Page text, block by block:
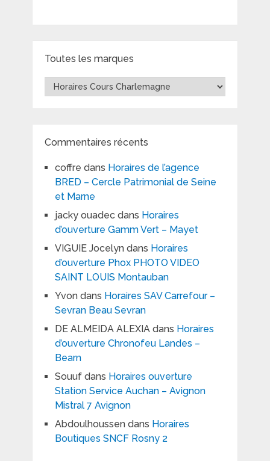
Toutes les marques
Toutes
les
Commentaires récents
coffre dans Horaires de l’agence
BRED – Cercle Patrimonial de Seine
et Marne
jacky ouadecdans Horaires
d’ouverture Gamm Vert – Mayet
VIGUIE Jocelyndans Horaires
d’ouverture Phox PHOTO VIDEO
SAINT LOUIS Montauban
Yvondans Horaires SAV Carrefour –
Sevran Beau Sevran
DE ALMEIDA ALEXIAdans Horaires
d’ouverture Chronofeu Landes –
Bearn
Souufdans Horaires ouverture
Station Service Auchan – Avignon
Mistral 7 Avignon
Abdoulhoussendans Horaires
Boutiques SNCF Rosny 2